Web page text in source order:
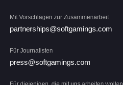
Mit Vorschlägen zur Zusammenarbeit
partnerships@softgamings.com
Für Journalisten
press@softgamings.com